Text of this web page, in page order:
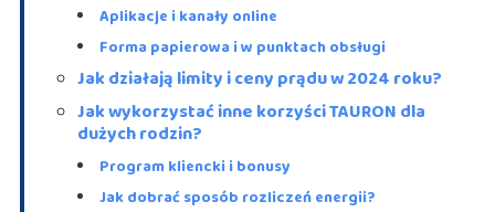
Aplikacje i kanały online
Forma papierowa i w punktach obsługi
Jak działają limity i ceny prądu w 2024 roku?
Jak wykorzystać inne korzyści TAURON dla
dużych rodzin?
Program kliencki i bonusy
Jak dobrać sposób rozliczeń energii?